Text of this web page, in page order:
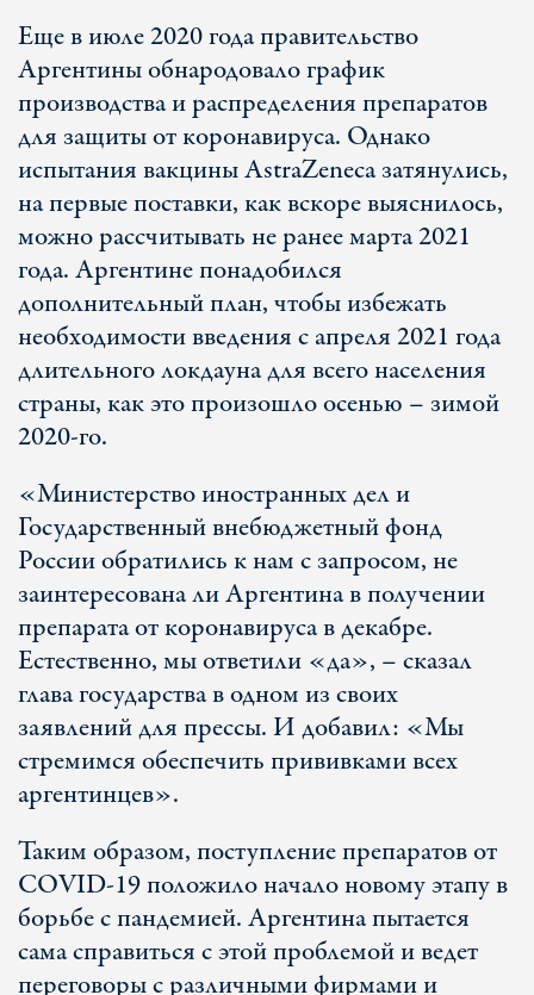
Еще в июле 2020 года правительство
Аргентины обнародовало график
производства и распределения препаратов
для защиты от коронавируса. Однако
испытания вакцины AstraZeneca затянулись,
на первые поставки, как вскоре выяснилось,
можно рассчитывать не ранее марта 2021
года. Аргентине понадобился
дополнительный план, чтобы избежать
необходимости введения с апреля 2021 года
длительного локдауна для всего населения
страны, как это произошло осенью – зимой
2020-го.
«Министерство иностранных дел и
Государственный внебюджетный фонд
России обратились к нам с запросом, не
заинтересована ли Аргентина в получении
препарата от коронавируса в декабре.
Естественно, мы ответили «да», – сказал
глава государства в одном из своих
заявлений для прессы. И добавил: «Мы
стремимся обеспечить прививками всех
аргентинцев».
Таким образом, поступление препаратов от
COVID-19 положило начало новому этапу в
борьбе с пандемией. Аргентина пытается
сама справиться с этой проблемой и ведет
переговоры с различными фирмами и